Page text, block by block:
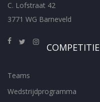
C. Lofstraat 42
3771 WG Barneveld
COMPETITIE
Teams
Wedstrijdprogramma